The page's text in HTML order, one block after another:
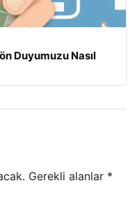
Duyumuzu Nasıl
Gerekli alanlar *